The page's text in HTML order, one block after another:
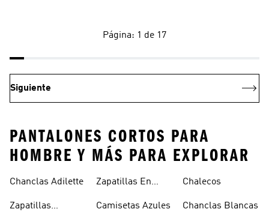
Página: 1 de 17
Siguiente
PANTALONES CORTOS PARA
HOMBRE Y MÁS PARA EXPLORAR
Chanclas Adilette
Zapatillas
Zapatillas En
Camisetas Azules
Chalecos
Chanclas Blancas